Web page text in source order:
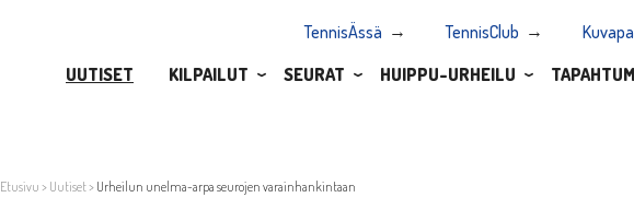
TennisÄssä TennisClub
UUTISET
KILPAILUT SEURAT HUIPPU-URHEILU
Etusivu > Uutiset> Urheilun unelma-arpa seurojen varainhankintaan